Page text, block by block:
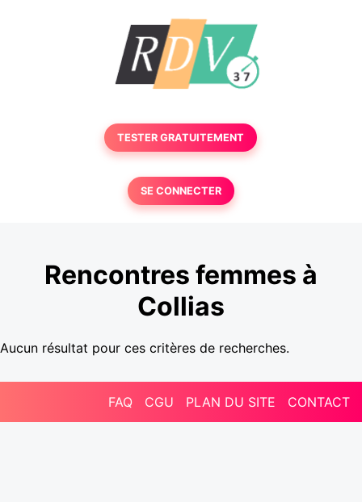
TESTER GRATUITEMENT
SE CONNECTER
Rencontres femmes à
Collias
Aucun résultat pour ces critères de recherches.
FAQ CGU PLAN DU SITE CONTACT